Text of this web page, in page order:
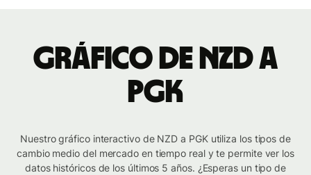
Gráfico de NZD a
PGK
Nuestro gráfico interactivo de NZD a PGK utiliza los tipos de
cambio medio del mercado en tiempo real y te permite ver los
datos históricos de los últimos 5 años. ¿Esperas un tipo de